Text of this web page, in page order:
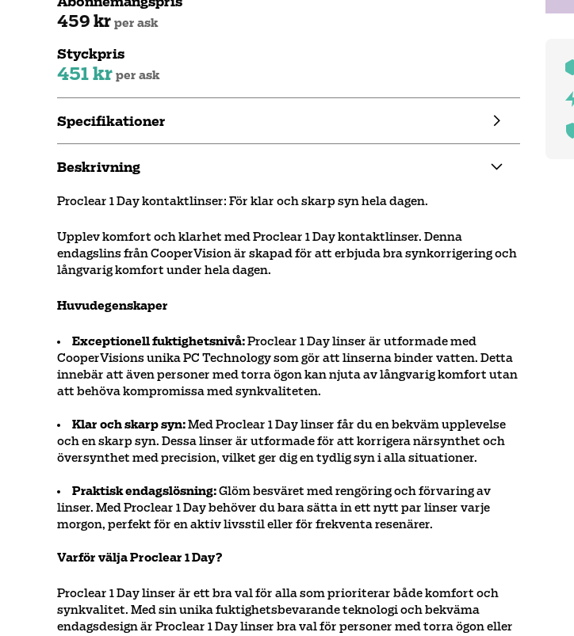
459 kr per ask
Styckpris
451 kr per ask
Specifikationer
Beskrivning
Proclear 1 Day kontaktlinser: För klar och skarp syn hela dagen.
Upplev komfort och klarhet med Proclear 1 Day kontaktlinser. Denna
endagslins från CooperVision är skapad för att erbjuda bra synkorrigering och
långvarig komfort under hela dagen.
Huvudegenskaper
Exceptionell fuktighetsnivå:Proclear 1 Day linser är utformade med
CooperVisions unika PC Technology som gör att linserna binder vatten. Detta
innebär att även personer med torra ögon kan njuta av långvarig komfort utan
att behöva kompromissa med synkvaliteten.
Klar och skarp syn:Med Proclear 1 Day linser får du en bekväm upplevelse
och en skarp syn. Dessa linser är utformade för att korrigera närsynthet och
översynthet med precision, vilket ger dig en tydlig syn i alla situationer.
Praktisk endagslösning:Glöm besväret med rengöring och förvaring av
linser. Med Proclear 1 Day behöver du bara sätta in ett nytt par linser varje
morgon, perfekt för en aktiv livsstil eller för frekventa resenärer.
Varför välja Proclear 1 Day?
Proclear 1 Day linser är ett bra val för alla som prioriterar både komfort och
synkvalitet. Med sin unika fuktighetsbevarande teknologi och bekväma
endagsdesign är Proclear 1 Day linser bra val för personer med torra ögon eller